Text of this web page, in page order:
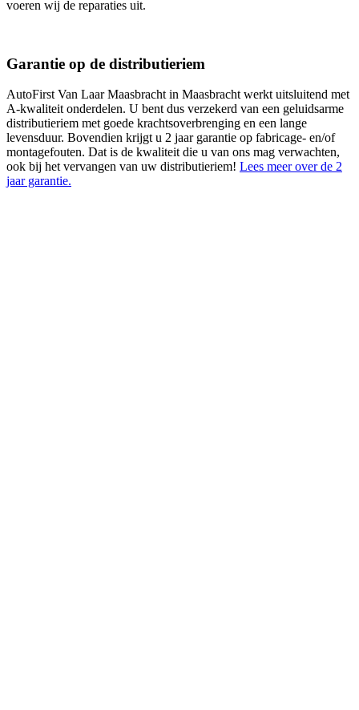
voeren wij de reparaties uit.
Garantie op de distributieriem
AutoFirst Van Laar Maasbracht in Maasbracht werkt uitsluitend met
A-kwaliteit onderdelen. U bent dus verzekerd van een geluidsarme
distributieriem met goede krachtsoverbrenging en een lange
levensduur. Bovendien krijgt u 2 jaar garantie op fabricage- en/of
montagefouten. Dat is de kwaliteit die u van ons mag verwachten,
ook bij het vervangen van uw distributieriem! Lees meer over de 2
jaar garantie.